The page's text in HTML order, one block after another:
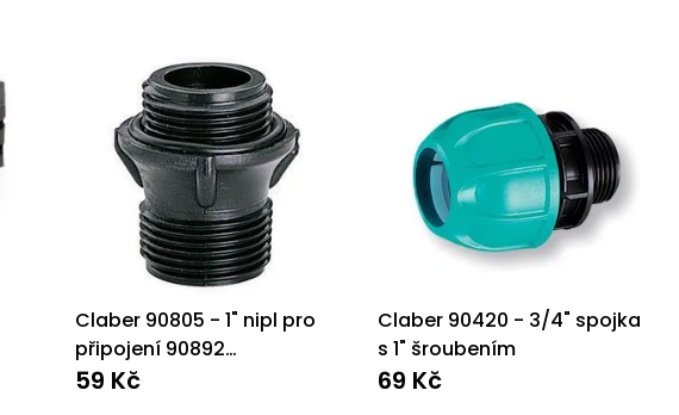
Claber 90805 - 1" nipl pro
připojení 90892
(solenoidní ventil s
59 Kč
Claber 90420 - 3/4" spojka
s 1" šroubením
69 Kč